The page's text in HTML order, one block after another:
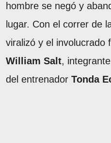
hombre se negó y
lugar. Con el correr de
viralizó y el involucrado
William Salt,
del entrenador Tonda